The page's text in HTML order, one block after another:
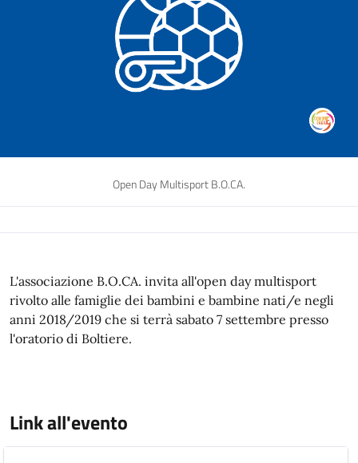
Open Day Multisport B.O.CA.
L'associazione B.O.CA. invita all'open day multisport
rivolto alle famiglie dei bambini e bambine nati/e negli
anni 2018/2019 che si terrà sabato 7 settembre presso
l'oratorio di Boltiere.
Link all'evento